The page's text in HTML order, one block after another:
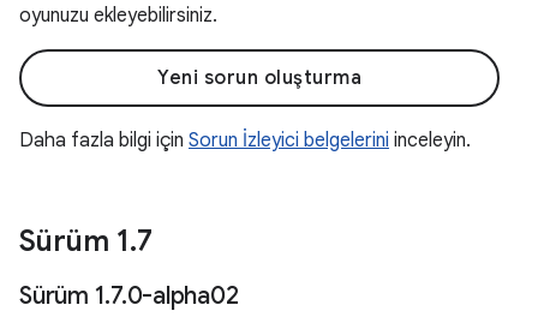
oyunuzu ekleyebilirsiniz.
Yeni sorun oluşturma
Daha fazla bilgi için Sorun İzleyici belgelerini inceleyin.
Sürüm 1.7
Sürüm 1.7.0-alpha02